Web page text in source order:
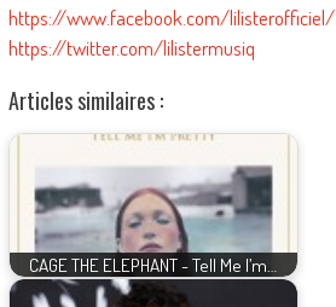
https://www.facebook.com/lilisterofficiel/
https://twitter.com/lilistermusiq
Articles similaires :
CAGE THE ELEPHANT - Tell Me I’m…